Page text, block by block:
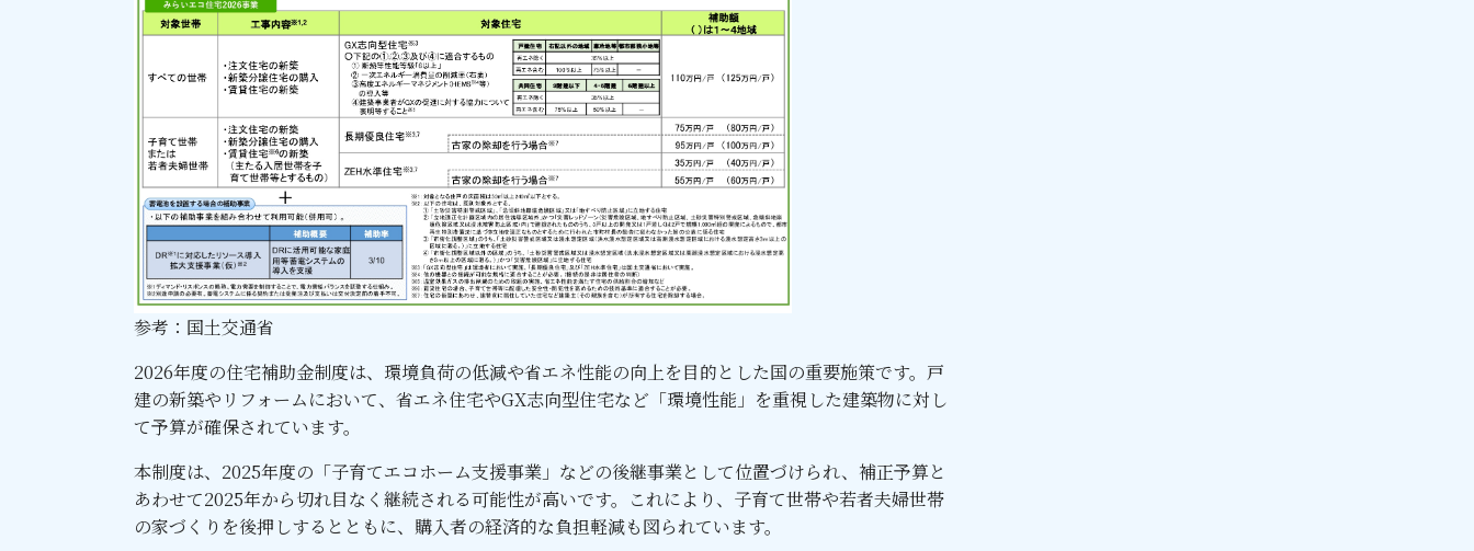
会社概要
参考：国土交通省
2026年度の住宅補助金制度は、環境負荷の低減や省エネ性能の向上を目的とした国の重要施策です。戸
建の新築やリフォームにおいて、省エネ住宅やGX志向型住宅など「環境性能」を重視した建築物に対し
て予算が確保されています。
本制度は、2025年度の「子育てエコホーム支援事業」などの後継事業として位置づけられ、補正予算と
あわせて2025年から切れ目なく継続される可能性が高いです。これにより、子育て世帯や若者夫婦世帯
の家づくりを後押しするとともに、購入者の経済的な負担軽減も図られています。